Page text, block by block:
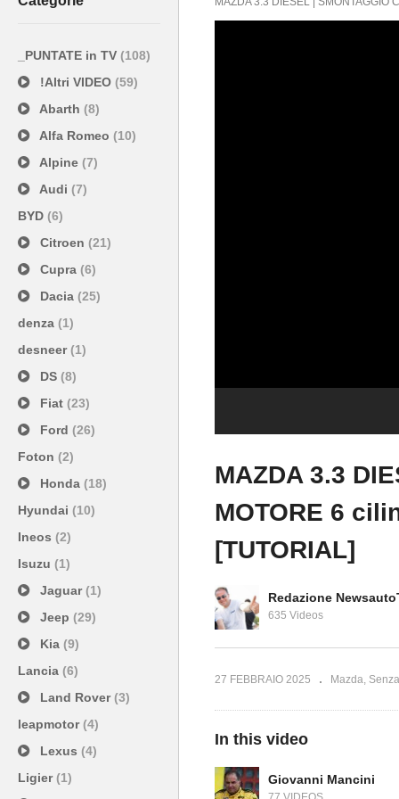
_PUNTATE in TV (108)
!Altri VIDEO (59)
Abarth (8)
Alfa Romeo (10)
Alpine (7)
Audi (7)
BYD (6)
Citroen (21)
Cupra (6)
Dacia (25)
denza (1)
desneer(1)
DS (8)
Fiat (23)
Ford (26)
Foton (2)
Honda (18)
Hyundai (10)
Ineos (2)
Isuzu (1)
Jaguar(1)
Jeep (29)
Kia (9)
Lancia (6)
Land Rover(3)
leapmotor(4)
Lexus (4)
Ligier(1)
MAZDA 3.3
MOTORE 6
[TUTORIAL]
Redazione
635 Videos
27 FEBBRAIO 2025 Mazda
In this video
Giovanni Mancini